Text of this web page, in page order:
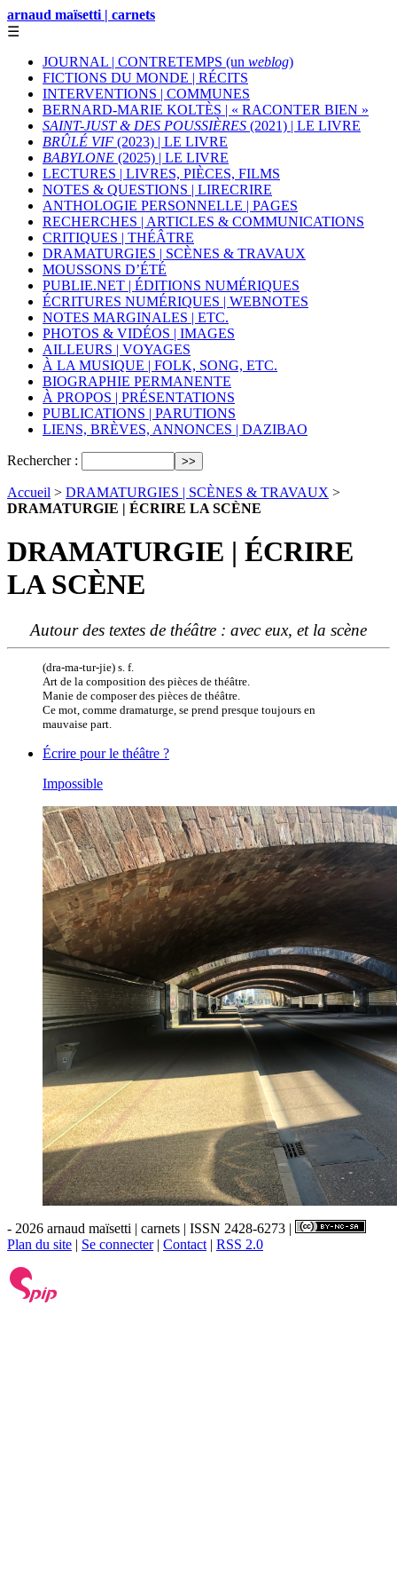
arnaud maïsetti | carnets
☰
JOURNAL | CONTRETEMPS (un weblog)
FICTIONS DU MONDE | RÉCITS
INTERVENTIONS | COMMUNES
BERNARD-MARIE KOLTÈS | « RACONTER BIEN »
SAINT-JUST & DES POUSSIÈRES (2021) | LE LIVRE
BRÛLÉ VIF (2023) | LE LIVRE
BABYLONE (2025) | LE LIVRE
LECTURES | LIVRES, PIÈCES, FILMS
NOTES & QUESTIONS | LIRECRIRE
ANTHOLOGIE PERSONNELLE | PAGES
RECHERCHES | ARTICLES & COMMUNICATIONS
CRITIQUES | THÉÂTRE
DRAMATURGIES | SCÈNES & TRAVAUX
MOUSSONS D’ÉTÉ
PUBLIE.NET | ÉDITIONS NUMÉRIQUES
ÉCRITURES NUMÉRIQUES | WEBNOTES
NOTES MARGINALES | ETC.
PHOTOS & VIDÉOS | IMAGES
AILLEURS | VOYAGES
À LA MUSIQUE | FOLK, SONG, ETC.
BIOGRAPHIE PERMANENTE
À PROPOS | PRÉSENTATIONS
PUBLICATIONS | PARUTIONS
LIENS, BRÈVES, ANNONCES | DAZIBAO
Rechercher :
Accueil > DRAMATURGIES | SCÈNES & TRAVAUX >
DRAMATURGIE | ÉCRIRE LA SCÈNE
DRAMATURGIE | ÉCRIRE
LA SCÈNE
Autour des textes de théâtre : avec eux, et la scène
(dra-ma-tur-jie) s. f.
Art de la composition des pièces de théâtre.
Manie de composer des pièces de théâtre.
Ce mot, comme dramaturge, se prend presque toujours en
mauvaise part.
Écrire pour le théâtre ?
Impossible
- 2026 arnaud maïsetti | carnets | ISSN 2428-6273 |
Plan du site | Se connecter| Contact | RSS 2.0